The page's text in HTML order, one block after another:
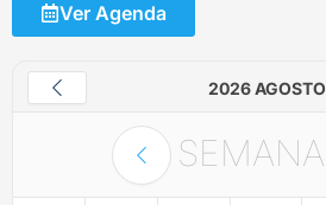
Ver Agenda
2026 AGOSTO
SEMANA